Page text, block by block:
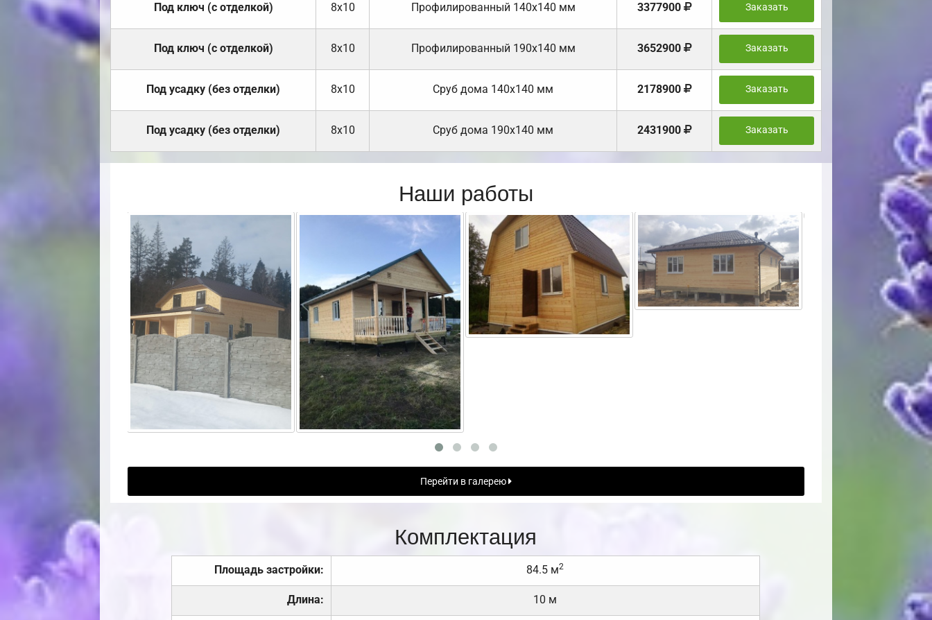
Под ключ (с отделкой) 8х10 Профилированный 140х140 мм 3377900 Заказать
Под ключ (с отделкой) 8х10 Профилированный 190х140 мм 3652900 Заказать
Под усадку (без отделки) 8х10 Cруб дома 140х140 мм 2178900 Заказать
Под усадку (без отделки) 8х10 Cруб дома 190х140 мм 2431900 Заказать
Наши работы
Перейти в галерею
Комплектация
Площадь застройки: 84.5 м2
Длина: 10 м